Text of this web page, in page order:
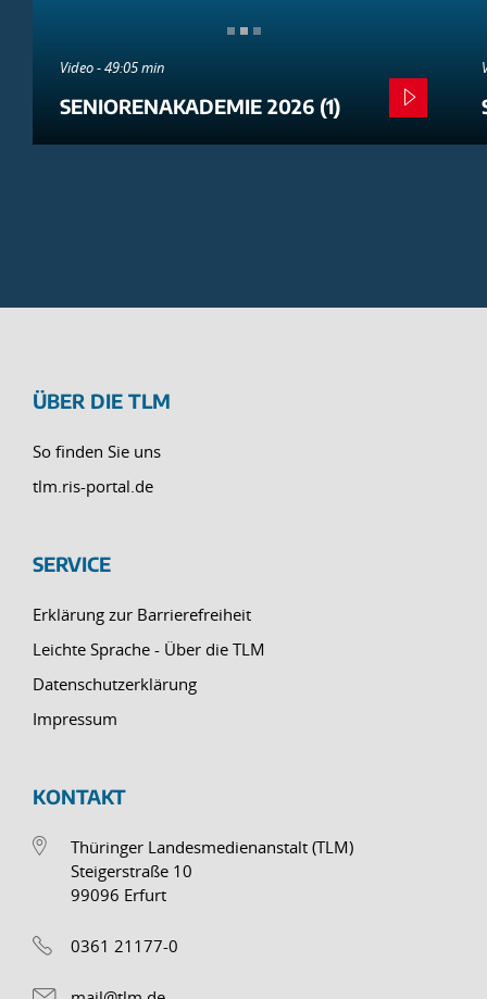
Video - 49:05 min
SENIORENAKADEMIE 2026 (1)
ÜBER DIE TLM
So finden Sie uns
tlm.ris-portal.de
SERVICE
Erklärung zur Barrierefreiheit
Leichte Sprache - Über die TLM
Datenschutzerklärung
Impressum
KONTAKT
Thüringer Landesmedienanstalt (TLM)
Steigerstraße 10
99096 Erfurt
0361 21177-0